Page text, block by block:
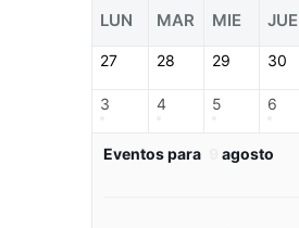
LUN MAR MIE JUE
27 28 29 30
3 4 5 6
Eventos para agosto